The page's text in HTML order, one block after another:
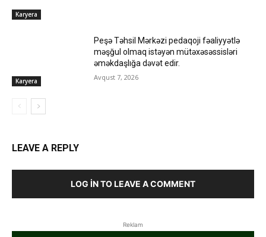
Karyera
Karyera
Peşə Təhsil Mərkəzi pedaqoji fəaliyyətlə
məşğul olmaq istəyən mütəxəsəssisləri
əməkdaşlığa dəvət edir.
Avqust 7, 2026
LEAVE A REPLY
LOG IN TO LEAVE A COMMENT
Reklam